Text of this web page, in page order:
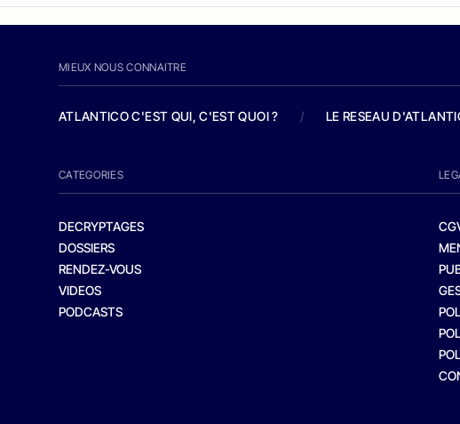
MIEUX NOUS CONNAITRE
ATLANTICO C'EST QUI, C'EST QUOI ? / LE RESEAU
CATEGORIES
DECRYPTAGES
DOSSIERS
RENDEZ-VOUS
VIDEOS
PODCASTS